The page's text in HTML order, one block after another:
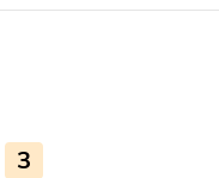
3